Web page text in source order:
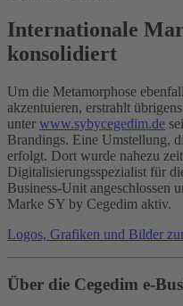
Internationale
konsolidiert
Um die Metamorphose
akzentuieren, erstrahlt
unter www.sybycegedim.de
Brandings. Eine Umstellung,
erfolgt. Dort wurde nahezu
Digitalisierungsspezialist für
Business-Unit angeschlossen
Marke SY by Cegedim aktiv.
Logos, Grafiken und Bilder
Über die Cegedim e-